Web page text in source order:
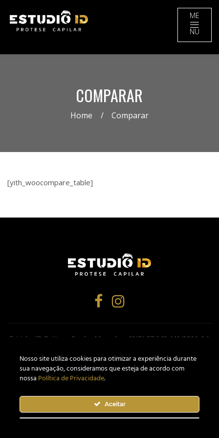
ME
NU
COMPARAR
Home Comparar
[yith_woocompare_table]
Estúdio ID Prótese Capilar Masculina CNPJ 27.640.441/0001-04.
Todos os Direitos Reservados. Confira nossaPolítica de
Privacidade.
Nosso site utiliza cookiespara otimizar a experiência durante
sua navegação, consideramos que esteja de acordo com
nossa Política de Privacidade.
Aceitar